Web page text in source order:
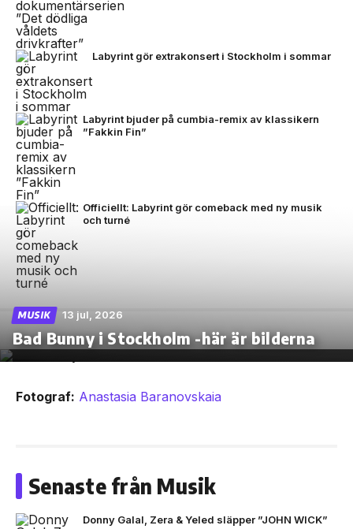
Labyrint gör extrakonsert i Stockholm i sommar
Labyrint bjuder på cumbia-remix av klassikern
”Fakkin Fin”
Officiellt: Labyrint gör comeback med ny musik
och turné
MUSIK 13 jul, 2026
Bad Bunny i Stockholm -här är bilderna
Fotograf: Anastasia Baranovskaia
Senaste från Musik
Donny Galal, Zera & Yeled släpper ”JOHN WICK”